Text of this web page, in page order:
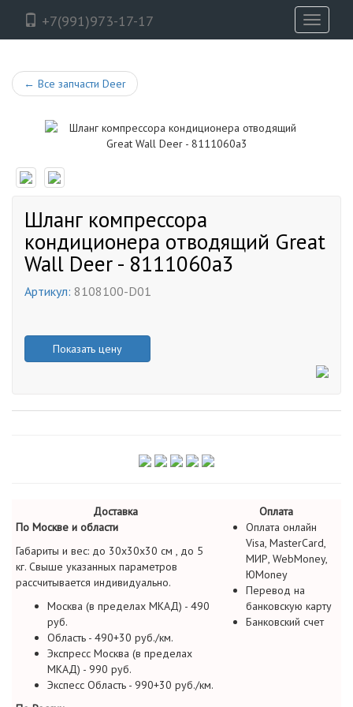
+7(991)973-17-17
Toggle
← Все запчасти Deer
Шланг компрессора
кондиционера отводящий Great
Wall Deer - 8111060a3
Артикул: 8108100-D01
Показать цену
Доставка
Оплата
По Москве и области
Габариты и вес: до 30х30х30 см , до 5
кг. Свыше указанных параметров
рассчитывается индивидуально.
Москва (в пределах МКАД) - 490
руб.
Область - 490+30 руб./км.
Экспресс Москва (в пределах
МКАД) - 990 руб.
Экспесс Область - 990+30 руб./км.
Оплата онлайн
Visa, MasterCard,
МИР, WebMoney,
ЮMoney
Перевод на
банковскую карту
Банковский счет